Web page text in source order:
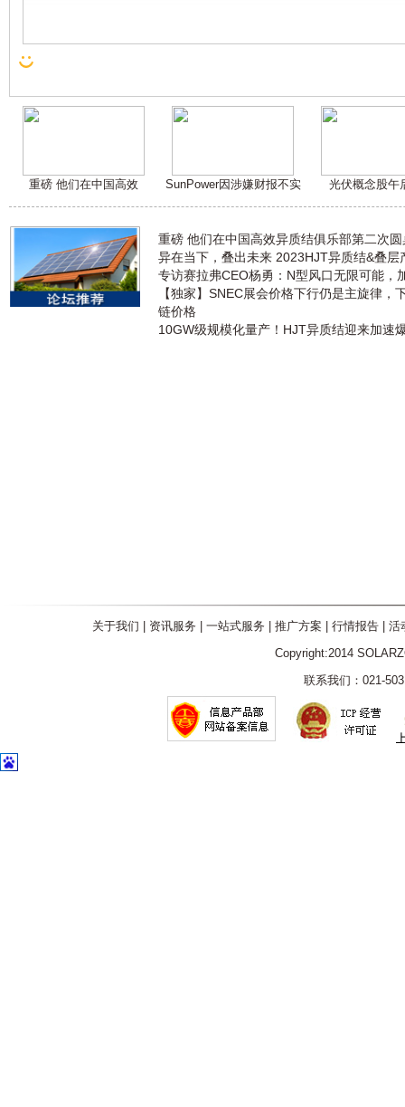
重磅 他们在中国高效 SunPower因涉嫌财报不实 光伏概念股午
重磅 他们在中国高效异质结俱乐部第二次
异在当下，叠出未来 2023HJT异质结&叠层
专访赛拉弗CEO杨勇：N型风口无限可能，
【独家】SNEC展会价格下行仍是主旋律，
链价格
10GW级规模化量产！HJT异质结迎来加速
关于我们 资讯服务 一站式服务 推广方案 行情报告| 活
Copyright:2014
联系我们：021-